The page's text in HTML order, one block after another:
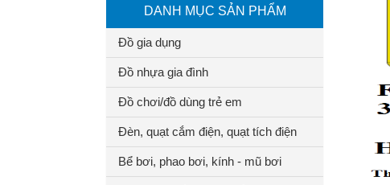
DANH MỤC SẢN PHẨM
Đồ gia dụng
Đồ nhựa gia đình
Đồ chơi/đồ dùng trẻ em
Đèn, quạt cắm điện, quạt tích điện
Bể bơi, phao bơi, kính - mũ bơi